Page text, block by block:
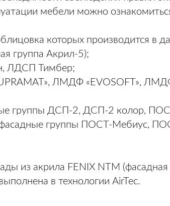
мебели можно
которых производится в
группа Акрил-5);
ЛДСП Тимбер;
ЛМДФ «EVOSOFT»,
группы ДСП-2, ДСП-2 колор,
(фасадные группы ПОСТ-Мебиус,
из акрила FENIX NTM
в технологии AirTec.